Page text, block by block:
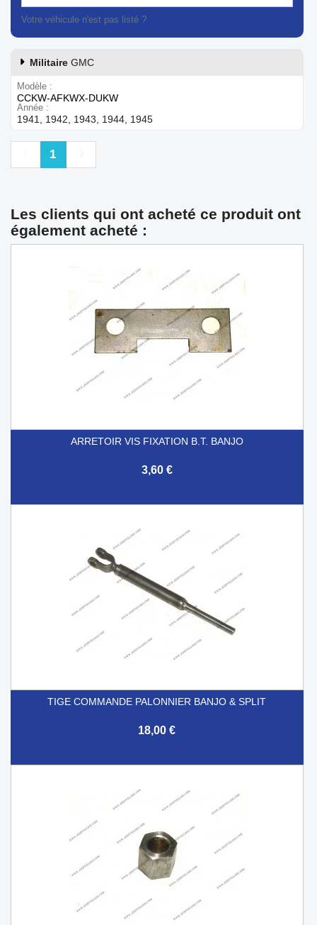
Votre véhicule n'est pas listé ?
Militaire GMC
Modèle
CCKW-AFKWX-DUKW
Année
1941, 1942, 1943, 1944, 1945
Précédent
1
Les clients qui ont acheté ce produit ont
également acheté :
ARRETOIR VIS FIXATION B.T. BANJO
3,60 €
TIGE COMMANDE PALONNIER BANJO & SPLIT
18,00 €